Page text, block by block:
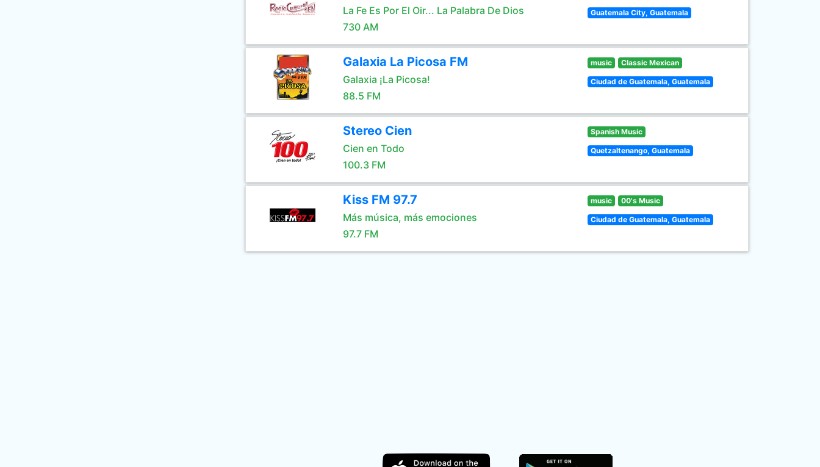
La Fe Es Por El Oir... La Palabra De Dios
730 AM
Guatemala City, Guatemala
Galaxia La Picosa FM
Galaxia ¡La Picosa!
88.5 FM
music Classic Mexican
Ciudad de Guatemala, Guatemala
Stereo Cien
Cien en Todo
100.3 FM
Spanish Music
Quetzaltenango, Guatemala
Kiss FM 97.7
Más música, más emociones
97.7 FM
music 00's Music
Ciudad de Guatemala, Guatemala